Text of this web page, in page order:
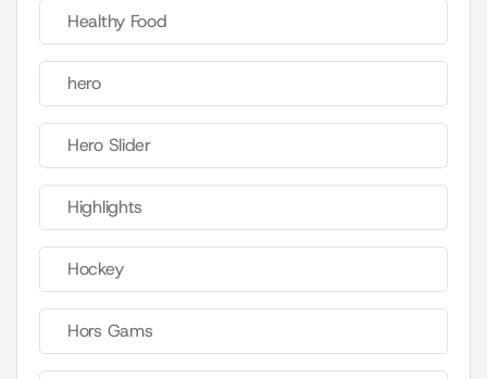
Healthy Food
hero
Hero Slider
Highlights
Hockey
Hors Gams